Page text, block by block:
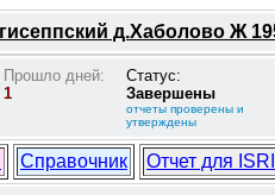
д.Хаболово Ж
Прошло дней:
1
Статус:
Завершены
отчеты проверены и
утверждены
Справочник Отчет для